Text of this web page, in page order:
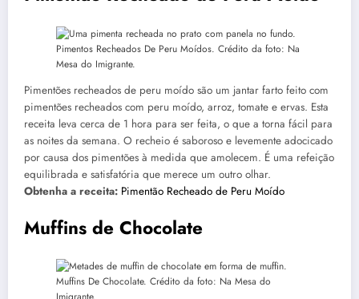
Pimentos Recheados De Peru Moídos. Crédito da foto: Na
Mesa do Imigrante.
Pimentões recheados de peru moído são um jantar farto feito com
pimentões recheados com peru moído, arroz, tomate e ervas. Esta
receita leva cerca de 1 hora para ser feita, o que a torna fácil para
as noites da semana. O recheio é saboroso e levemente adocicado
por causa dos pimentões à medida que amolecem. É uma refeição
equilibrada e satisfatória que merece um outro olhar.
Obtenha a receita: Pimentão Recheado de Peru Moído
Muffins de Chocolate
Muffins De Chocolate. Crédito da foto: Na Mesa do